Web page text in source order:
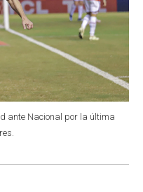
ante Nacional por la última